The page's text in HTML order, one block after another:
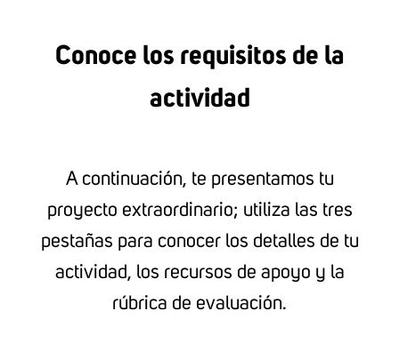
Conoce los requisitos de la
actividad
A continuación, te presentamos tu
proyecto extraordinario; utiliza las tres
pestañas para conocer los detalles de tu
actividad, los recursos de apoyo y la
rúbrica de evaluación.